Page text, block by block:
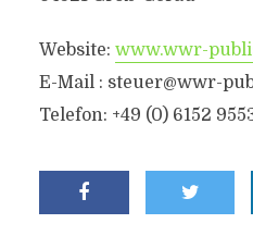
Website: www.wwr-
E-Mail : steuer@wwr-
Telefon: +49 (0) 6152